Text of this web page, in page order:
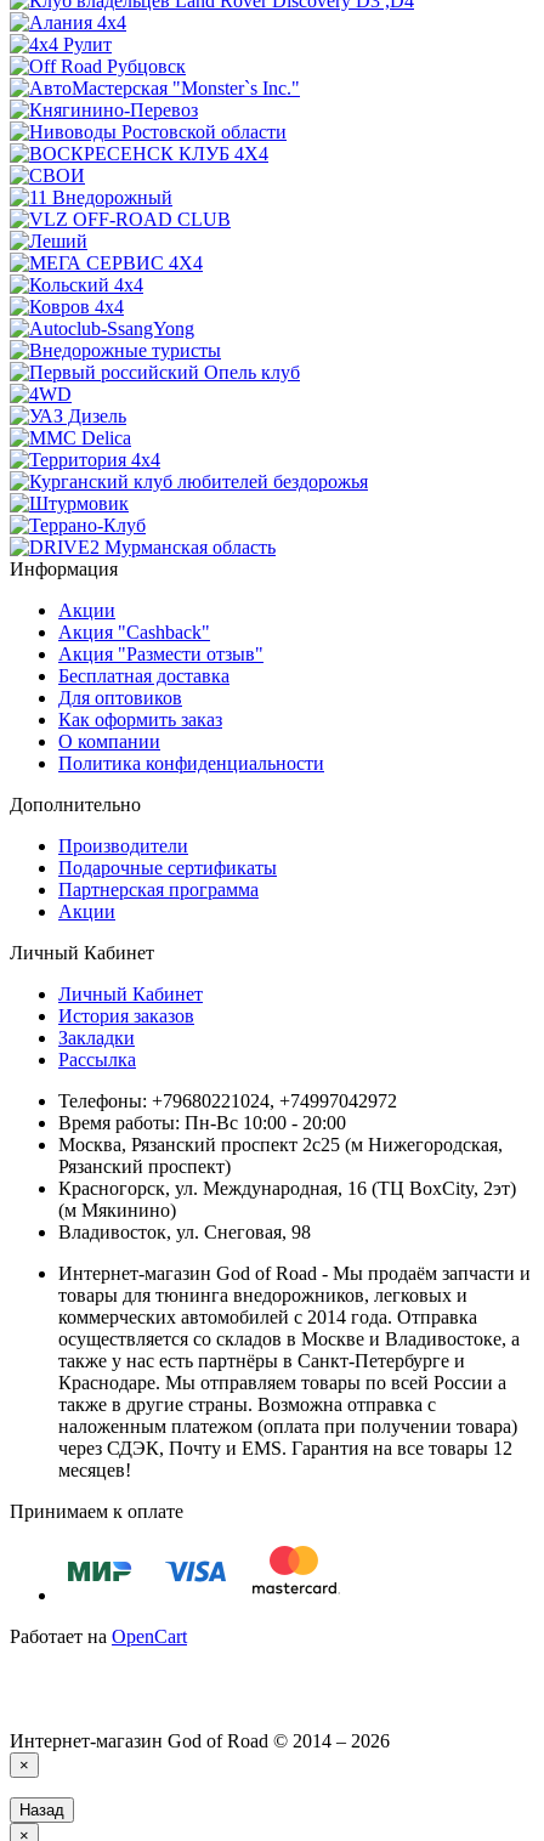
Информация
Акции
Акция "Cashback"
Акция "Размести отзыв"
Бесплатная доставка
Для оптовиков
Как оформить заказ
О компании
Политика конфиденциальности
Дополнительно
Производители
Подарочные сертификаты
Партнерская программа
Акции
Личный Кабинет
Личный Кабинет
История заказов
Закладки
Рассылка
Телефоны: +79680221024, +74997042972
Время работы: Пн-Вс 10:00 - 20:00
Москва, Рязанский проспект 2с25 (м Нижегородская,
Рязанский проспект)
Красногорск, ул. Международная, 16 (ТЦ BoxСity, 2эт)
(м Мякинино)
Владивосток, ул. Снеговая, 98
Интернет-магазин God of Road - Мы продаём запчасти и
товары для тюнинга внедорожников, легковых и
коммерческих автомобилей с 2014 года. Отправка
осуществляется со складов в Москве и Владивостоке, а
также у нас есть партнёры в Санкт-Петербурге и
Краснодаре. Мы отправляем товары по всей России а
также в другие страны. Возможна отправка с
наложенным платежом (оплата при получении товара)
через СДЭК, Почту и EMS. Гарантия на все товары 12
месяцев!
Принимаем к оплате
Работает на OpenCart
Интернет-магазин God of Road © 2014 – 2026
×
Назад
×